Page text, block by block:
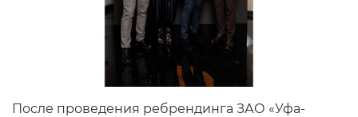
После проведения ребрендинга ЗАО «Уфа-